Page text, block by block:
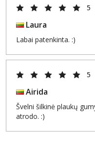
5
Laura
Labai patenkinta. :)
5
Airida
Švelni šilkinė plaukų
atrodo. :)